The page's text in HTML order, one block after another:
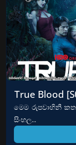
True Blood
මෙම රුපවාහිනී
සිංහල...